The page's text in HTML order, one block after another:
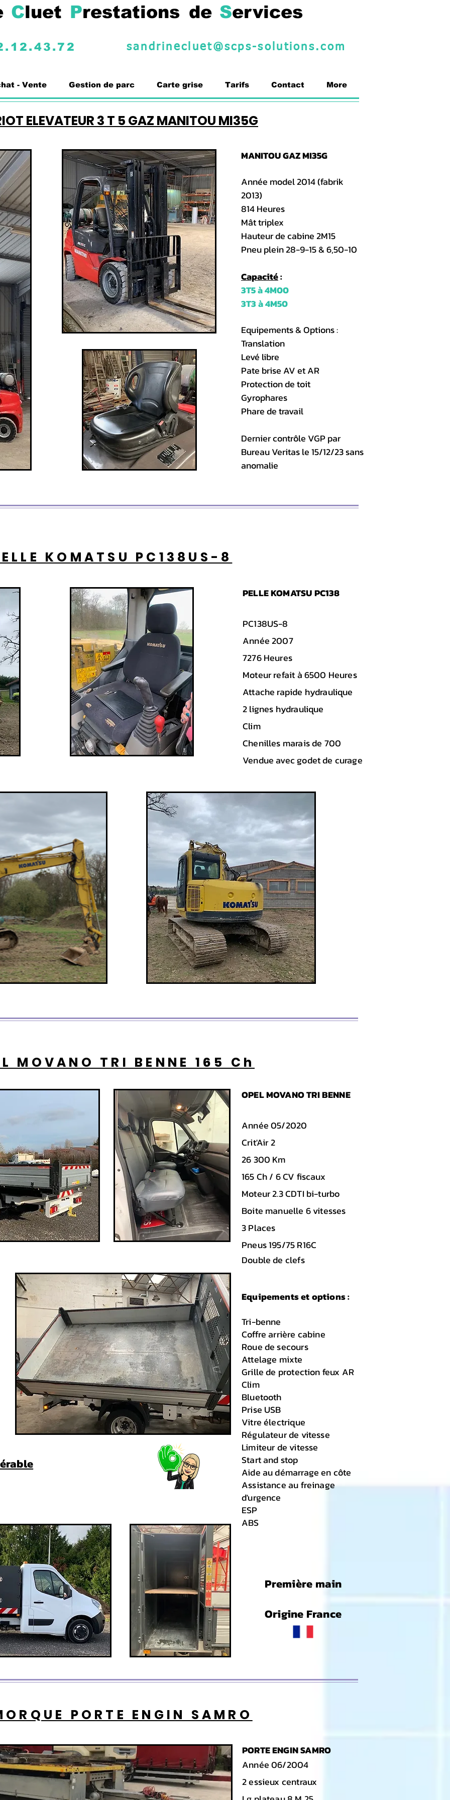
Cluet Prestations de Services
sandrinecluet@scps-solutions.com
- Vente Gestion de parc Carte grise Tarifs Contact More
ELEVATEUR 3 T 5 GAZ MANITOU MI35G
MANITOU GAZ MI35G
Année model 2014 (fabrik
2013)
814 Heures
Mât triplex
Hauteur de cabine 2M15
Pneu plein 28-9-15 & 6,50-10
Capacité:
3T5 à 4M00
3T3 à 4M50
Equipements & Options :
Translation
Levé libre
Pate brise AV et AR
Protection de toit
Gyrophares
Phare de travail
Dernier contrôle VGP par
Bureau Veritas le 15/12/23 sans
anomalie
KOMATSU PC138US-8
PELLE KOMATSU PC138
PC138US-8
Année 2007
7276 Heures
Moteur refait à 6500 Heures
Attache rapide hydraulique
2 lignes hydraulique
Clim
Chenilles marais de 700
Vendue avec godet de curage
MOVANO TRI BENNE 165 Ch
OPEL MOVANO TRI BENNE
Année 05/2020
Crit'Air 2
26 300 Km
165 Ch / 6 CV fiscaux
Moteur 2.3 CDTI bi-turbo
Boite manuelle 6 vitesses
3 Places
Pneus 195/75 R16C
Double de clefs
Equipements et options :
Tri-benne
Coffre arrière cabine
Roue de secours
Attelage mixte
Grille de protection feux AR
Clim
Bluetooth
Prise USB
Vitre électrique
Régulateur de vitesse
Limiteur de vitesse
Start and stop
Aide au démarrage en côte
Assistance au freinage
d'urgence
ESP
ABS
Première main
Origine France
PORTE ENGIN SAMRO
PORTE ENGIN SAMRO
Année 06/2004
2 essieux centraux